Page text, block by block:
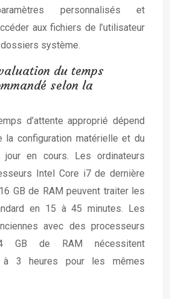
personnalisés et
aux fichiers de l’utilisateur
système.
du temps
selon la
d’attente approprié dépend
la configuration matérielle et du
en cours. Les ordinateurs
Intel Core i7 de dernière
GB de RAM peuvent traiter les
en 15 à 45 minutes. Les
avec des processeurs
GB de RAM nécessitent
à 3 heures pour les mêmes